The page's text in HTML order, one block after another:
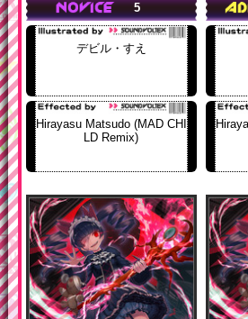
5
デビル・すえ
Hirayasu Matsudo (MAD CHI
LD Remix)